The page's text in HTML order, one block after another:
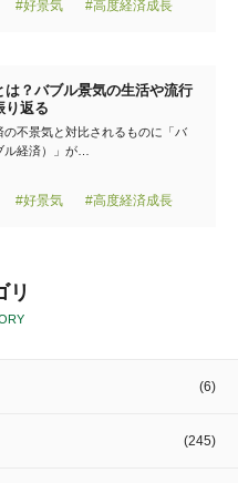
#好景気 #高度経済成長
は？バブル景気の生活や流行
り返る
の不景気と対比されるものに「バ
ル経済）」が…
#好景気 #高度経済成長
リ
(6)
(245)